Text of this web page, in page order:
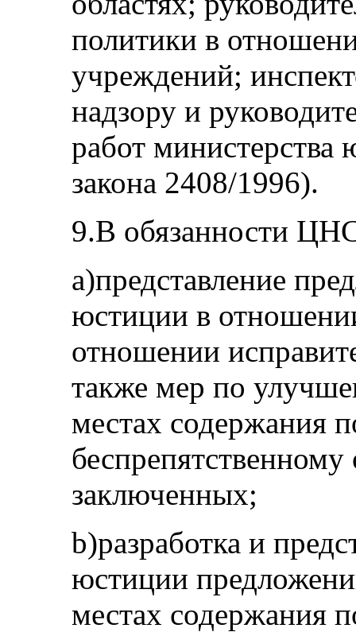
политики в
учреждений;
надзору и
работ министерства
закона 2408/1996).
9.В обязанности
а)представление
юстиции в
отношении
также мер по
местах содержания
заключенных;
b)разработка и
юстиции
местах содержания